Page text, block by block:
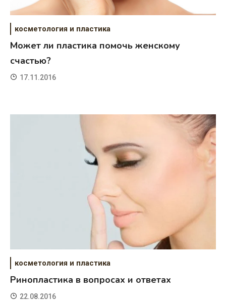
косметология и пластика
Может ли пластика помочь женскому
счастью?
17.11.2016
косметология и пластика
Ринопластика в вопросах и ответах
22.08.2016